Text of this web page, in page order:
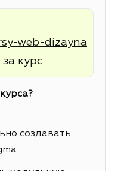
web-dizayna
курс
создавать